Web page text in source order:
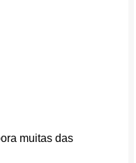
muitas das